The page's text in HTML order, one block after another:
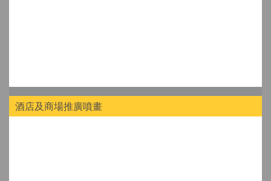
酒店及商場推廣噴畫